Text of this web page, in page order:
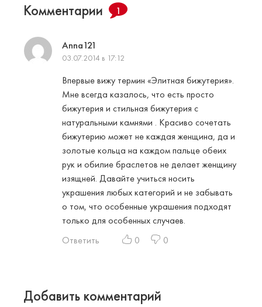
Комментарии 1
Anna121
03.07.2014 в 17:12
Впервые вижу термин «Элитная бижутерия».
Мне всегда казалось, что есть просто
бижутерия и стильная бижутерия с
натуральными камнями . Красиво сочетать
бижутерию может не каждая женщина, да и
золотые кольца на каждом пальце обеих
рук и обилие браслетов не делает женщину
изящней. Давайте учиться носить
украшения любых категорий и не забывать
о том, что особенные украшения подходят
только для особенных случаев.
Ответить
0 0
Добавить комментарий